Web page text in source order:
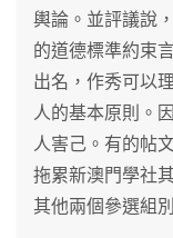
輿論。並評議說
的道德標準約束
出名，作秀可以
人的基本原則。
人害己。有的帖
拖累新澳門學社
其他兩個參選組